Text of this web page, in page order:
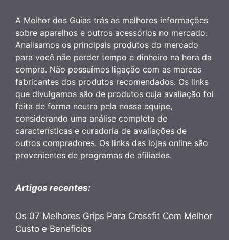
A Melhor dos Guias trás as melhores informações
sobre aparelhos e outros acessórios no mercado.
Analisamos os principais produtos do mercado
para você não perder tempo e dinheiro na hora da
compra. Não possuímos ligação com as marcas
fabricantes dos produtos recomendados. Os links
que divulgamos são de produtos cuja avaliação foi
feita de forma neutra pela nossa equipe,
considerando uma análise completa de
características e curadoria de avaliações de
outros compradores. Os links das lojas online são
provenientes de programas de afiliados.
Artigos recentes:
Os 07 Melhores Grips Para Crossfit Com Melhor
Custo e Beneficios